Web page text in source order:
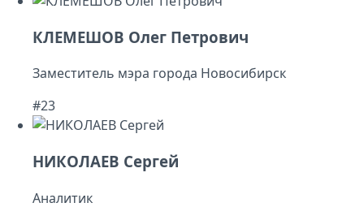
КЛЕМЕШОВ Олег Петрович
Заместитель мэра города Новосибирск
#23
НИКОЛАЕВ Сергей
Аналитик